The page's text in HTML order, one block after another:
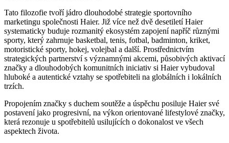
Tato filozofie tvoří jádro dlouhodobé strategie sportovního
marketingu společnosti Haier. Již více než dvě desetiletí Haier
systematicky buduje rozmanitý ekosystém zapojení napříč různými
sporty, který zahrnuje basketbal, tenis, fotbal, badminton, kriket,
motoristické sporty, hokej, volejbal a další. Prostřednictvím
strategických partnerství s významnými akcemi, působivých aktivací
značky a dlouhodobých komunitních iniciativ si Haier vybudoval
hluboké a autentické vztahy se spotřebiteli na globálních i lokálních
trzích.
Propojením značky s duchem soutěže a úspěchu posiluje Haier své
postavení jako progresivní, na výkon orientované lifestylové značky,
která rezonuje u spotřebitelů usilujících o dokonalost ve všech
aspektech života.